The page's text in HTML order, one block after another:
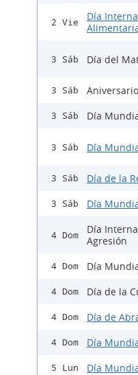
2 Vie
Día
3 Sáb Día del
3 Sáb
3 Sáb Día
3 Sáb Día
3 Sáb Día de la
3 Sáb Día
4 Dom
Día
Agresión
4 Dom Día
4 Dom Día de la
4 Dom Día de
4 Dom Día
5 Lun Día